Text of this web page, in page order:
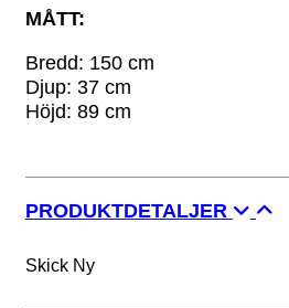
MÅTT:
Bredd: 150 cm
Djup: 37 cm
Höjd: 89 cm
PRODUKTDETALJER
Skick Ny